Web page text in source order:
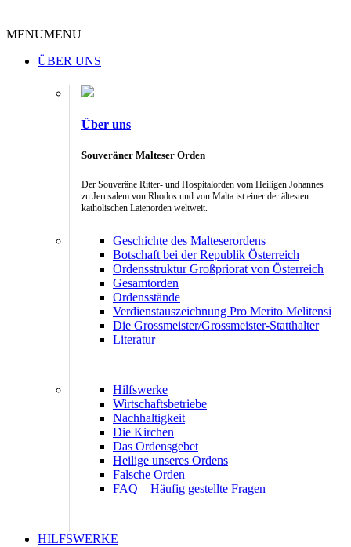
MENUMENU
ÜBER UNS
Über uns
Souveräner Malteser Orden
Der Souveräne Ritter- und Hospitalorden vom Heiligen Johannes
zu Jerusalem von Rhodos und von Malta ist einer der ältesten
katholischen Laienorden weltweit.
Geschichte des Malteserordens
Botschaft bei der Republik Österreich
Ordensstruktur Großpriorat von Österreich
Gesamtorden
Ordensstände
Verdienstauszeichnung Pro Merito Melitensi
Die Grossmeister/Grossmeister-Statthalter
Literatur
Hilfswerke
Wirtschaftsbetriebe
Nachhaltigkeit
Die Kirchen
Das Ordensgebet
Heilige unseres Ordens
Falsche Orden
FAQ – Häufig gestellte Fragen
HILFSWERKE